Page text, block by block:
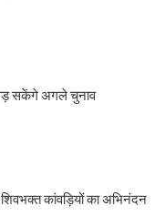
सकेंगे अगले चुनाव
कांवड़ियों का अभिनंदन